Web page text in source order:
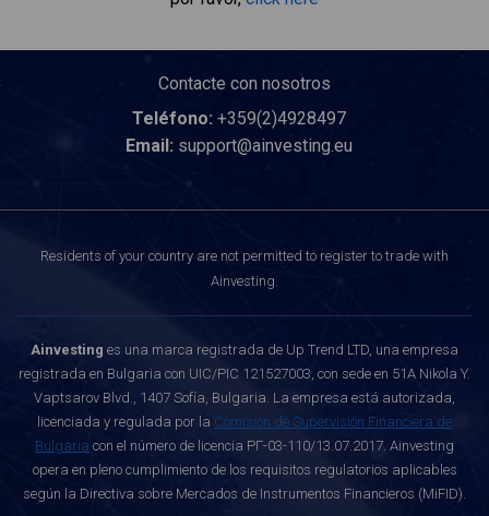
Contacte con nosotros
Teléfono: +359(2)4928497
Email: support@ainvesting.eu
Residents of your country are not permitted to register to trade with
Ainvesting.
Ainvesting es una marca registrada de Up Trend LTD, una empresa
registrada en Bulgaria con UIC/PIC 121527003, con sede en 51A Nikola Y.
Vaptsarov Blvd., 1407 Sofía, Bulgaria. La empresa está autorizada,
licenciada y regulada por la Comisión de Supervisión Financiera de
Bulgaria con el número de licencia РГ-03-110/13.07.2017. Ainvesting
opera en pleno cumplimiento de los requisitos regulatorios aplicables
según la Directiva sobre Mercados de Instrumentos Financieros (MiFID).